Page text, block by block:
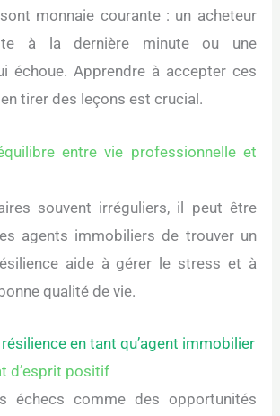
monnaie courante : un acheteur
à la dernière minute ou une
échoue. Apprendre à accepter ces
tirer des leçons est crucial.
entre vie professionnelle et
souvent irréguliers, il peut être
agents immobiliers de trouver un
aide à gérer le stress et à
qualité de vie.
en tant qu’agent immobilier
d’esprit positif
échecs comme des opportunités